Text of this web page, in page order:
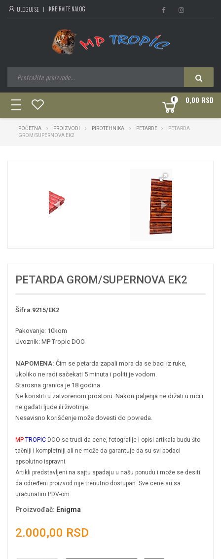
ULOGUJ SE KREIRAJTE NALOG
toggle
navigation
0 0,00 RSD
POČETNA PROIZVODI PIROTEHNIKA PETARDE
PETARDA
GROM/SUPERNOVA EK2
PETARDA GROM/SUPERNOVA EK2
Šifra:9215/EK2
Pakovanje: 10kom
Uvoznik: MP Tropic DOO
NAPOMENA: Čim se petarda zapali mora da se baci iz ruke,
ukoliko ne radi sačekati 5 minuta i politi je vodom.
Starosna granica je 18 godina.
Ne koristiti u zatvorenom prostoru. Nakon paljenja ne držati u ruci i
ne gađati ljude ili životinje.
Nesavisno korišćenje može dovesti do povreda.
MP TROPIC DOO se trudi da cene, fotografije i opisi artikala budu što
tačniji i kompletniji ali ne može da garantuje da su svi podaci
apsolutno ispravni.
Artikli predstavljeni na sajtu spadaju u našu ponudu i može se desiti
da određeni proizvod nije trenutno dostupan. Sve cene su sa
uračunatim PDV-om.
Proizvođač: Enigma
2.000,00 RSD